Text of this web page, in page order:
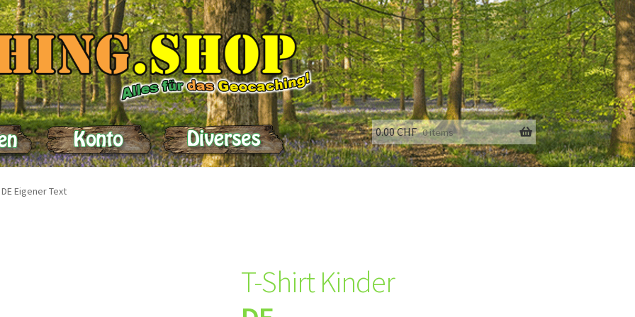
Impressum
0.00CHF 0 items
Eigener Text
T-Shirt Kinder